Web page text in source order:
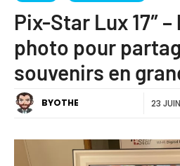
Pix-Star Lux 17″
photo pour
souvenirs en
BYOTHE 23